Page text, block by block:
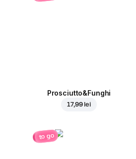
Prosciutto&Funghi
17,99 lei
to go